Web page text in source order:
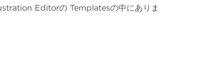
Editorの Templatesの中にありま